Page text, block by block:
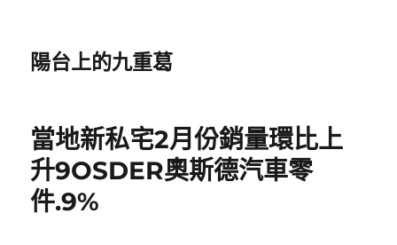
陽台上的九重葛
當地新私宅2月份銷量環比上
升9OSDER奧斯德汽車零
件.9%